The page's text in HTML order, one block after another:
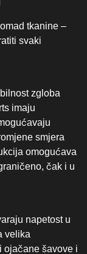
smjera
omogućava
čak i u
napetost u
velika
šavove i
shorts dugo
intenzivnog
Bilo da se
ruke, borilačke
VENUM fight
učinkovit balans